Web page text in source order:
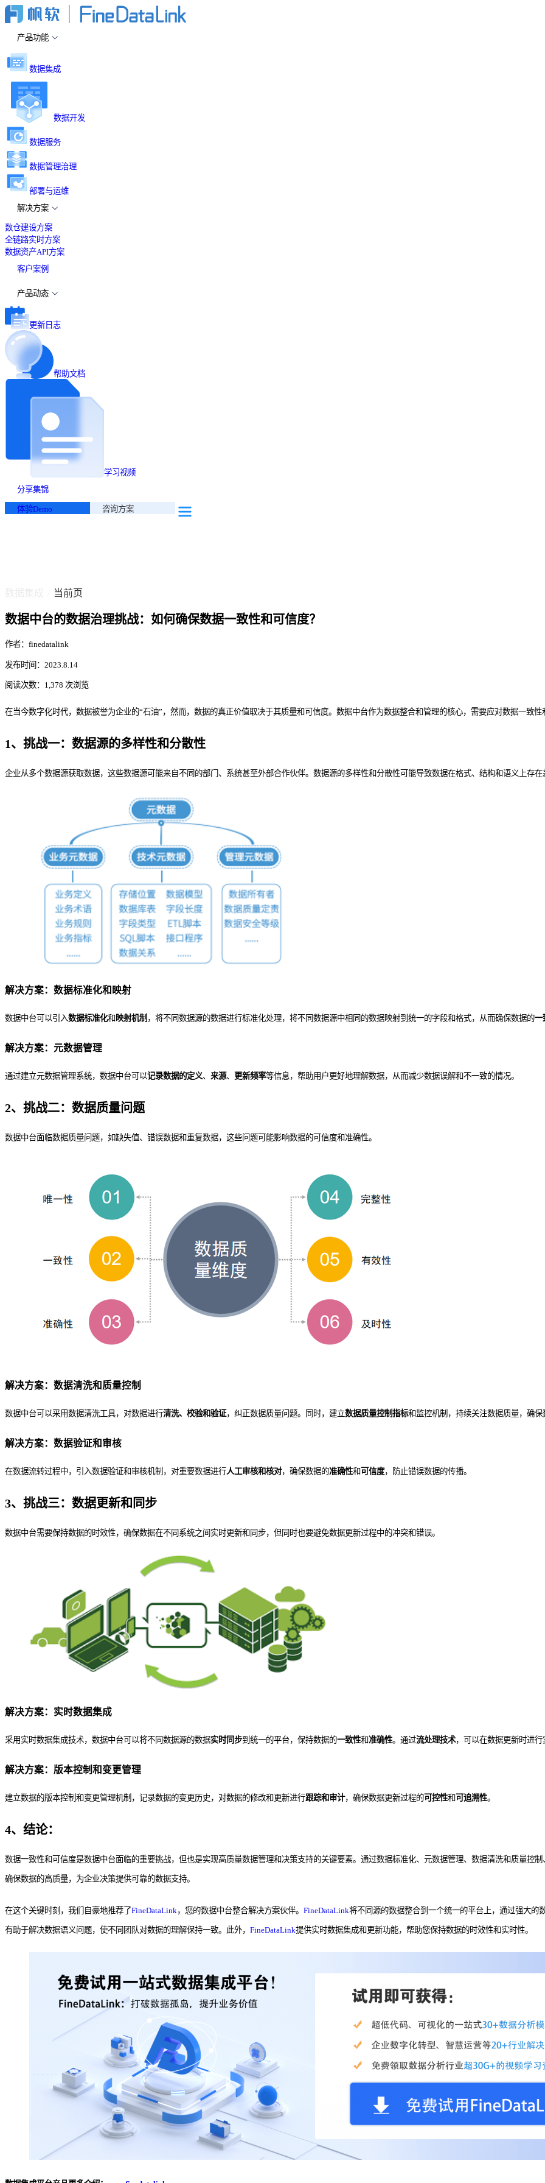
产品功能
数据集成
数据开发
数据服务
数据管理治理
部署与运维
解决方案
数仓建设方案
全链路实时方案
数据资产API方案
客户案例
产品动态
更新日志
帮助文档
学习视频
分享集锦
体验Demo 咨询方案
当前页
数据中台的数据治理挑战：如何确保数据一致性和可信度？
作者：finedatalink
发布时间：2023.8.14
阅读次数：1,378 次浏览
在当今数字化时代，数据被誉为企业的“石油”，然而，数据的真正价值取决于其质量和可信度。数据中台作为数据整合和管理的核心，需要应对数据一致
1、 挑战一：数据源的多样性和分散性
企业从多个数据源获取数据，这些数据源可能来自不同的部门、系统甚至外部合作伙伴。数据源的多样性和分散性可能导致数据在格式、结构和语义上存在
解决方案：数据标准化和映射
数据中台可以引入数据标准化和 映射机制 ，将不同数据源的数据进行标准化处理，将不同数据源中相同的数据映射到统一的字段和格式，从而确保数据的一
解决方案：元数据管理
通过建立元数据管理系统，数据中台可以记录数据的定义、 来源、 更新频率等信息，帮助用户更好地理解数据，从而减少数据误解和不一致的情况。
2、 挑战二：数据质量问题
数据中台面临数据质量问题，如缺失值、错误数据和重复数据，这些问题可能影响数据的可信度和准确性。
解决方案：数据清洗和质量控制
数据中台可以采用数据清洗工具，对数据进行清洗、校验和验证，纠正数据质量问题。同时，建立数据质量控制指标和监控机制，持续关注数据质量，确保
解决方案：数据验证和审核
在数据流转过程中，引入数据验证和审核机制，对重要数据进行人工审核和核对，确保数据的准确性和 可信度，防止错误数据的传播。
3、挑战三：数据更新和同步
数据中台需要保持数据的时效性，确保数据在不同系统之间实时更新和同步，但同时也要避免数据更新过程中的冲突和错误。
解决方案：实时数据集成
采用实时数据集成技术，数据中台可以将不同数据源的数据实时同步到统一的平台，保持数据的一致性和准确性。通过流处理技术，可以在数据更新时进行
解决方案：版本控制和变更管理
建立数据的版本控制和变更管理机制，记录数据的变更历史，对数据的修改和更新进行跟踪和审计，确保数据更新过程的可控性和 可追溯性。
4、 结论：
数据一致性和可信度是数据中台面临的重要挑战，但也是实现高质量数据管理和决策支持的关键要素。通过数据标准化、元数据管理、数据清洗和质量控
确保数据的高质量，为企业决策提供可靠的数据支持。
在这个关键时刻，我们自豪地推荐了FineDataLink，您的数据中台整合解决方案伙伴。 FineDataLink将不同源的数据整合到一个统一的平台上，通过强大的
有助于解决数据语义问题，使不同团队对数据的理解保持一致。此外， FineDataLink提供实时数据集成和更新功能，帮助您保持数据的时效性和实时性。